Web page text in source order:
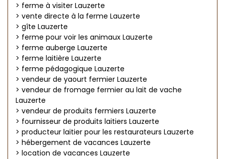
> ferme à visiter Lauzerte
> vente directe à la ferme Lauzerte
> gîte Lauzerte
> ferme pour voir les animaux Lauzerte
> ferme auberge Lauzerte
> ferme laitière Lauzerte
> ferme pédagogique Lauzerte
> vendeur de yaourt fermier Lauzerte
> vendeur de fromage fermier au lait de vache
Lauzerte
> vendeur de produits fermiers Lauzerte
> fournisseur de produits laitiers Lauzerte
> producteur laitier pour les restaurateurs Lauzerte
> hébergement de vacances Lauzerte
> location de vacances Lauzerte